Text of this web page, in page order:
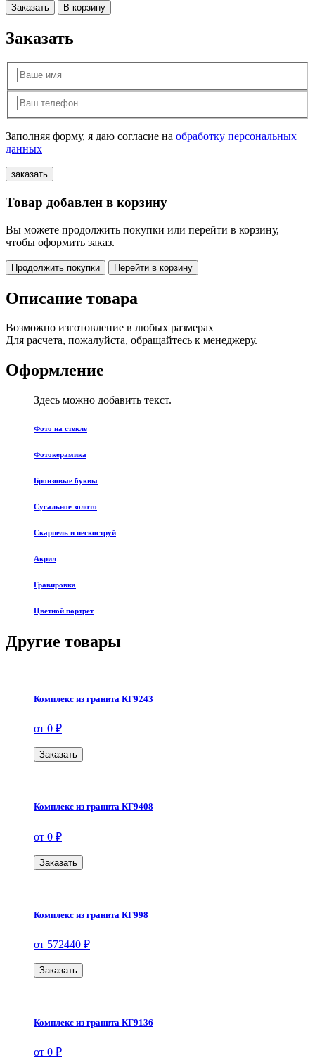
Заказать В корзину
Заказать
Заполняя форму, я даю согласие на обработку персональных
данных
Товар добавлен в корзину
Вы можете продолжить покупки или перейти в корзину,
чтобы оформить заказ.
Продолжить покупки Перейти в корзину
Описание товара
Возможно изготовление в любых размерах
Для расчета, пожалуйста, обращайтесь к менеджеру.
Оформление
Здесь можно добавить текст.
Фото на стекле
Фотокерамика
Бронзовые буквы
Сусальное золото
Скарпель и пескоструй
Акрил
Гравировка
Цветной портрет
Другие товары
Комплекс из гранита КГ9243
от 0 ₽
Заказать
Комплекс из гранита КГ9408
от 0 ₽
Заказать
Комплекс из гранита КГ998
от 572440 ₽
Заказать
Комплекс из гранита КГ9136
от 0 ₽